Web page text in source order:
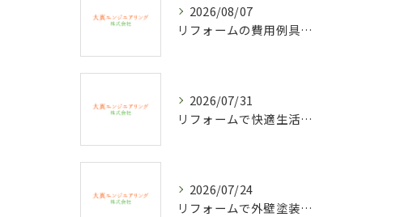
2026/08/07
リフォームの費用例具体例をもとに100万円と500万円でできる内容や注意点を詳しく解説
2026/07/31
リフォームで快適生活を守るフィルター選びと交換頻度の実践ポイント
2026/07/24
リフォームで外壁塗装費用を徹底比較和歌山県の相場と失敗しない選び方